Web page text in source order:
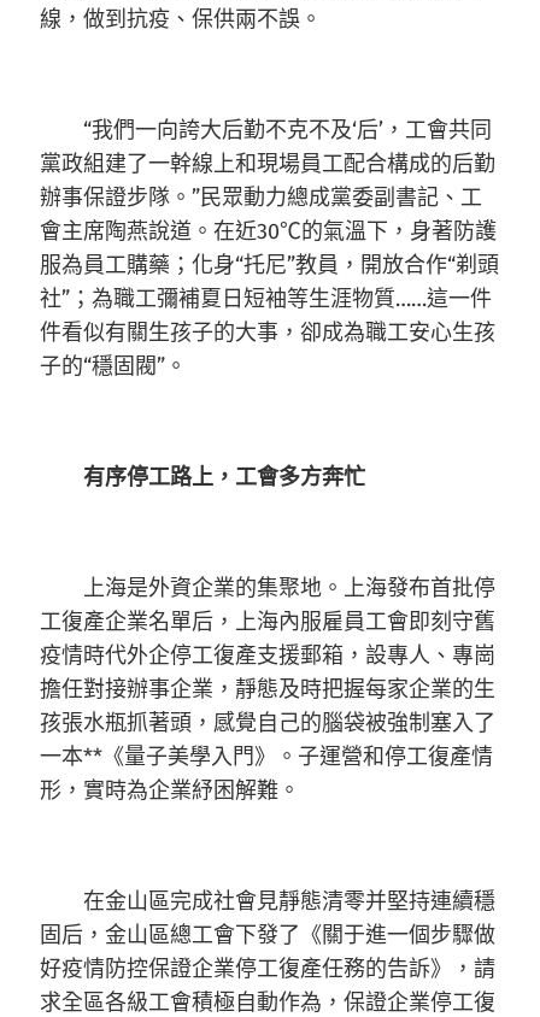
線，做到抗疫、保供兩不誤。
“我們一向誇大后勤不克不及‘后’，工會共同
黨政組建了一幹線上和現場員工配合構成的后勤
辦事保證步隊。”民眾動力總成黨委副書記、工
會主席陶燕說道。在近30℃的氣溫下，身著防護
服為員工購藥；化身“托尼”教員，開放合作“剃頭
社”；為職工彌補夏日短袖等生涯物質……這一件
件看似有關生孩子的大事，卻成為職工安心生孩
子的“穩固閥”。
有序停工路上，工會多方奔忙
上海是外資企業的集聚地。上海發布首批停
工復產企業名單后，上海內服雇員工會即刻守舊
疫情時代外企停工復產支援郵箱，設專人、專崗
擔任對接辦事企業，靜態及時把握每家企業的生
孩張水瓶抓著頭，感覺自己的腦袋被強制塞入了
一本**《量子美學入門》。子運營和停工復產情
形，實時為企業紓困解難。
在金山區完成社會見靜態清零并堅持連續穩
固后，金山區總工會下發了《關于進一個步驟做
好疫情防控保證企業停工復產任務的告訴》，請
求全區各級工會積極自動作為，保證企業停工復